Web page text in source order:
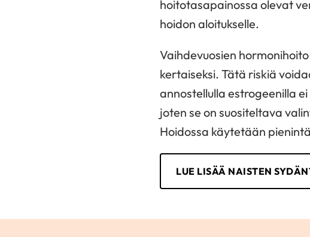
hoitotasapainossa olevat
hoidon aloitukselle.
Vaihdevuosien
kertaiseksi. Tätä riskiä
annostellulla estrogeenilla
joten se on suositeltava
Hoidossa käytetään
LUE LISÄÄ NAISTEN